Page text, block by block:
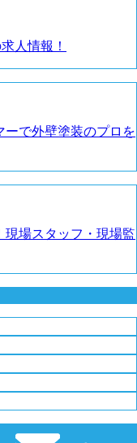
人情報！
ーで外壁塗装のプロを
場スタッフ・現場監